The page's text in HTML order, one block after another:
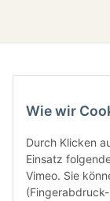
Gesetzliche
Wie wir
Durch Klicken
Einsatz
Vimeo. Sie